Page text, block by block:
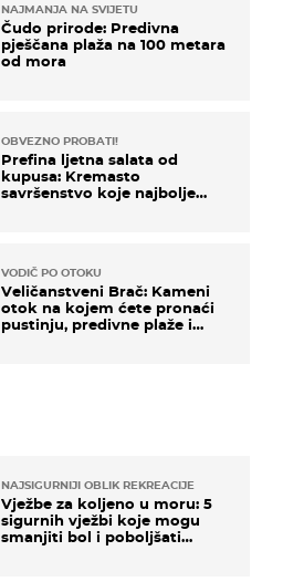
NAJSIGURNIJI OBLIK REKREACIJE
Vježbe za koljeno u moru: 5
sigurnih vježbi koje mogu
smanjiti bol i poboljšati
NAJMANJA NA SVIJETU
Čudo prirode: Predivna
pješčana plaža na 100 metara
od mora
OBVEZNO PROBATI!
Prefina ljetna salata od
kupusa: Kremasto
savršenstvo koje najbolje
VODIČ PO OTOKU
Veličanstveni Brač: Kameni
otok na kojem ćete pronaći
pustinju, predivne plaže i